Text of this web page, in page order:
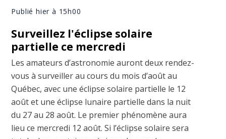
Publié hier à 15h00
Surveillez l'éclipse solaire
partielle ce mercredi
Les amateurs d’astronomie auront deux rendez-
vous à surveiller au cours du mois d’août au
Québec, avec une éclipse solaire partielle le 12
août et une éclipse lunaire partielle dans la nuit
du 27 au 28 août. Le premier phénomène aura
lieu ce mercredi 12 août. Si l’éclipse solaire sera